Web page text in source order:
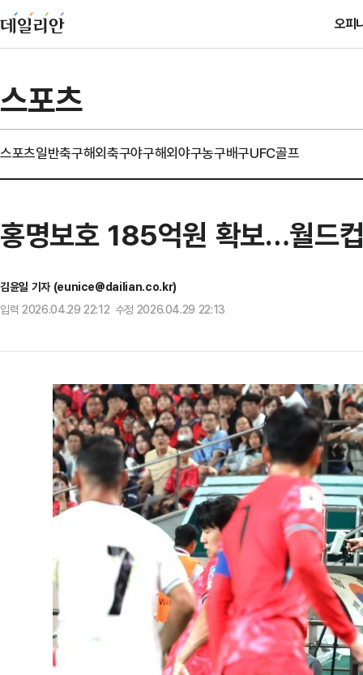
오피
스포츠
스포츠일반축구해외축구야구해외야구농구배구UFC골프
홍명보호 185억원 확보…월드
김윤일 기자 (eunice@dailian.co.kr)
입력 2026.04.29 22:12 수정 2026.04.29 22:13